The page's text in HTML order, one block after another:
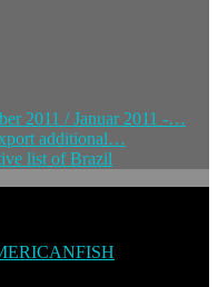
2011 / Januar 2011 -…
additional…
list of Brazil